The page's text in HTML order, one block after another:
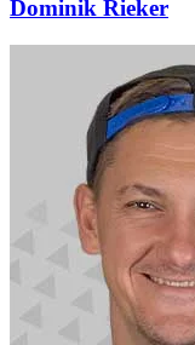
Dominik Rieker